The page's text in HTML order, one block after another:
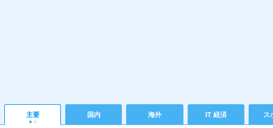
主要 国内 海外 IT 経済 ス